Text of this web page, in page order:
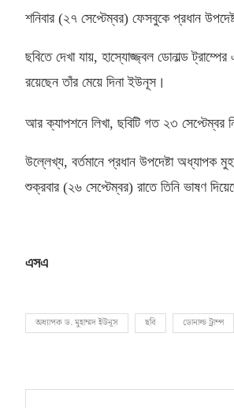
শনিবার (২৭ সেপ্টেম্বর) ফেসবুকে প্রধান
ছবিতে দেখা যায়, হাস্যোজ্জ্বল ডোনাল্ড ট্রাম্পের
রয়েছেন তাঁর মেয়ে দিনা ইউনূস।
আর ক্যাপশনে লিখা, ছবিটি গত ২৩ সেপ্টেম্বর
উল্লেখ্য, বর্তমানে প্রধান উপদেষ্টা অধ্যাপক
শুক্রবার (২৬ সেপ্টেম্বর) রাতে তিনি ভাষণ
এসএ
অধ্যাপক ড. মুহাম্মদ ইউনূস ছবি ডোনাল্ড ট্রাম্প